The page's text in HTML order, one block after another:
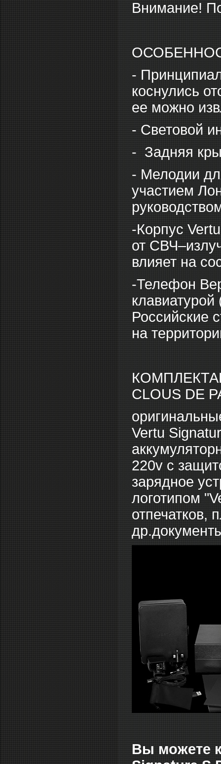
Внимание!
-
коснулись
ее можно
- Световой
- Задняя
- Мелодии
участием
-Корпус
от
влияет на
-Телефон
Российские
на
CLOUS DE
Vertu
220v c
зарядное
логотипом
отпечатков,
Вы можете